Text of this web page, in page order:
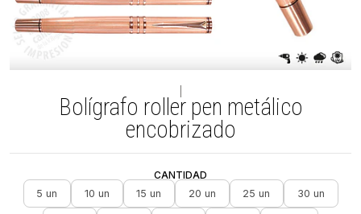
Bolígrafo roller pen metálico
encobrizado
CANTIDAD
5 un
10 un 15 un 20 un 25 un 30 un